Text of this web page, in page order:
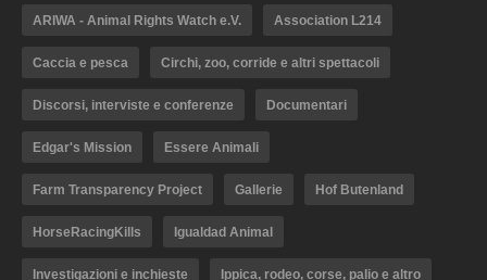
ARIWA - Animal Rights Watch e.V. Association L214
Caccia e pesca Circhi, zoo, corride e altri spettacoli
Discorsi, interviste e conferenze Documentari
Edgar's Mission Essere Animali
Farm Transparency Project Gallerie Hof Butenland
HorseRacingKills Igualdad Animal
Investigazioni e inchieste Ippica, rodeo, corse, palio e altro